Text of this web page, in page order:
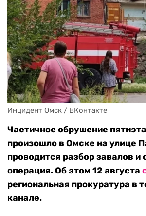
Инцидент Омск / ВКонтакте
Частичное обрушение
произошло в Омске на улице
проводится разбор завалов и
операция. Об этом 12 августа
региональная прокуратура в
канале.